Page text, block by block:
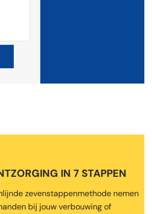
IN 7 STAPPEN
zevenstappenmethode nemen
bij jouw verbouwing of